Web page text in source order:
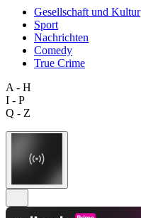
Gesellschaft und Kultur
Sport
Nachrichten
Comedy
True Crime
A - H
I - P
Q - Z